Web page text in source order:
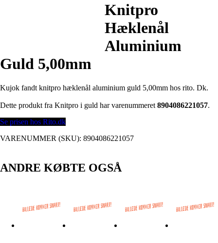
Knitpro
Hæklenål
Aluminium
Guld 5,00mm
Kujok fandt knitpro hæklenål aluminium guld 5,00mm hos rito. Dk.
Dette produkt fra Knitpro i guld har varenummeret 8904086221057.
Se prisen hos Rito.dk
VARENUMMER (SKU): 8904086221057
ANDRE KØBTE OGSÅ